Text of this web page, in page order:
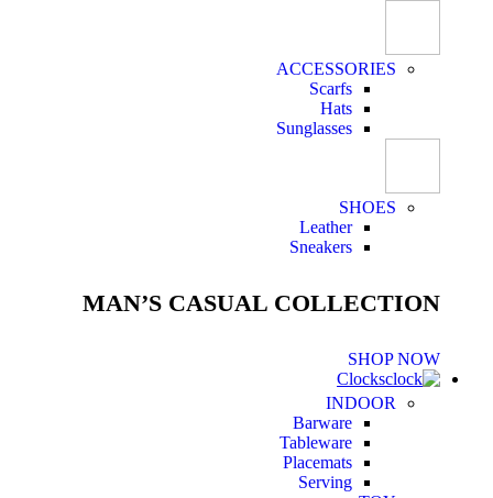
ACCESSORIES
Scarfs
Hats
Sunglasses
SHOES
Leather
Sneakers
MAN’S CASUAL COLLECTION
SHOP NOW
Clocks
INDOOR
Barware
Tableware
Placemats
Serving